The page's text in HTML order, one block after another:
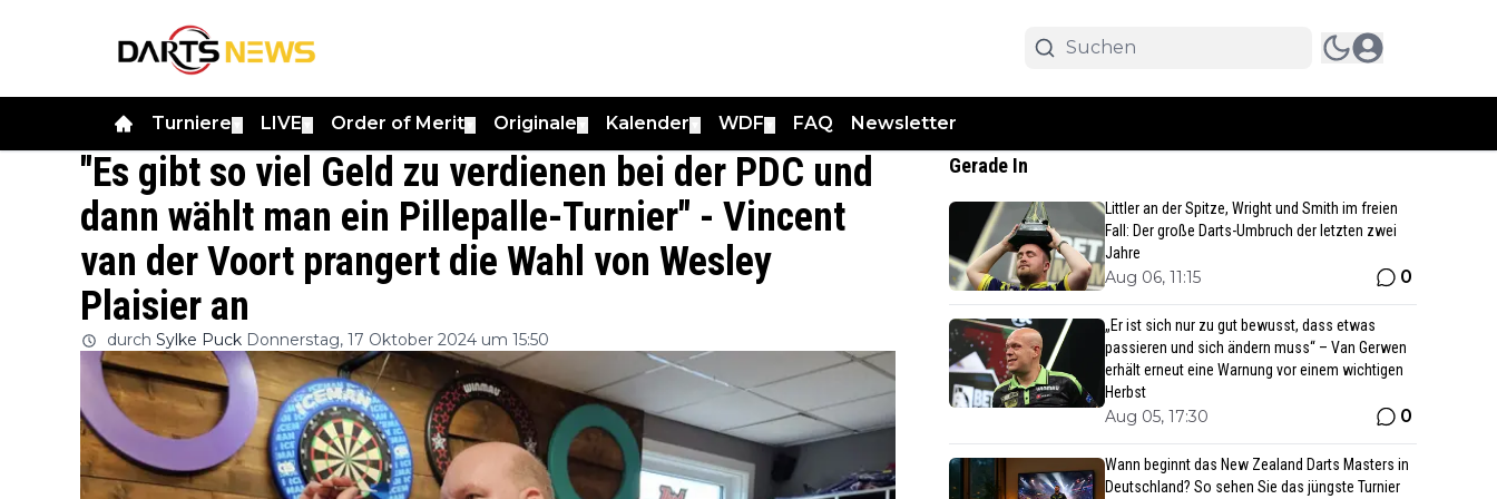
Turniere LIVE Order of Merit Originale Kalender WDF FAQ Newsletter
"Es gibt so viel Geld zu verdienen bei der PDC und
dann wählt man ein Pillepalle-Turnier" - Vincent
van der Voort prangert die Wahl von Wesley
Plaisier an
durch Sylke Puck Donnerstag, 17 Oktober 2024 um 15:50
Gerade In
Littler an der Spitze, Wright und Smith im freien
Fall: Der große Darts-Umbruch der letzten zwei
Jahre
Aug 06, 11:15 0
„Er ist sich nur zu gut bewusst, dass etwas
passieren und sich ändern muss“ – Van Gerwen
erhält erneut eine Warnung vor einem wichtigen
Herbst
Aug 05, 17:30 0
Wann beginnt das New Zealand Darts Masters in
Deutschland? So sehen Sie das jüngste Turnier